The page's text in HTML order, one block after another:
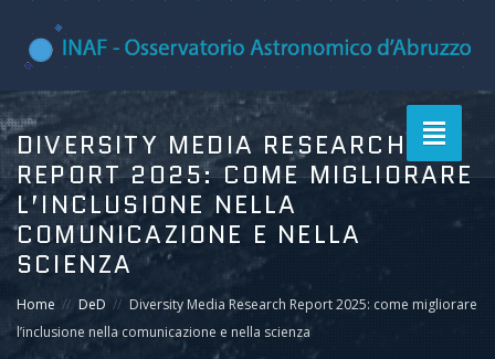
Toggle
DIVERSITY MEDIA RESEARCH
REPORT 2025: COME MIGLIORARE
L’INCLUSIONE NELLA
COMUNICAZIONE E NELLA
SCIENZA
Home DeD
Diversity Media Research Report 2025: come migliorare
l’inclusione nella comunicazione e nella scienza